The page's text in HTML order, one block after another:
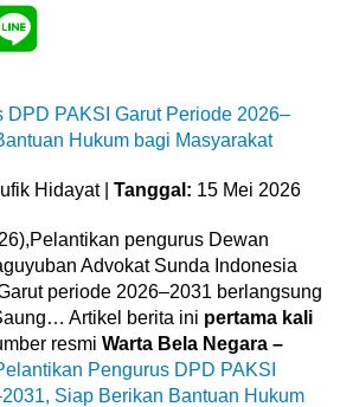
DPD PAKSI Garut Periode 2026–
Hukum bagi Masyarakat
Hidayat | Tanggal: 15 Mei 2026
pengurus Dewan
Advokat Sunda Indonesia
periode 2026–2031 berlangsung
Artikel berita ini pertama kali
resmi Warta Bela Negara –
Pengurus DPD PAKSI
Siap Berikan Bantuan Hukum